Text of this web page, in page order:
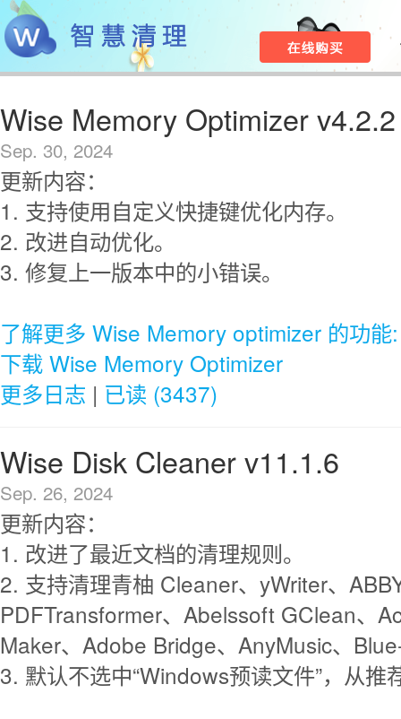
Wise Memory Optimizer v4.2.2
Sep. 30, 2024
更新内容：
1. 支持使用自定义快捷键优化内存。
2. 改进自动优化。
3. 修复上一版本中的小错误。
了解更多 Wise Memory optimizer 的功能:
下载 Wise Memory Optimizer
更多日志 | 已读 (3437)
Wise Disk Cleaner v11.1.6
Sep. 26, 2024
更新内容：
1. 改进了最近文档的清理规则。
2. 支持清理青柚 Cleaner、yWriter、
PDFTransformer、Abelssoft GClean、
Maker、Adobe Bridge、AnyMusic、
3. 默认不选中“Windows预读文件”，从